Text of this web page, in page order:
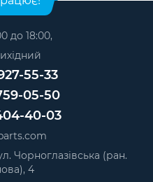
iPhone 12 Pro Max
iPhone 7
iPhone 11
iPhone 7 Plus
Gold— 50 грн.
Red — 50 грн.
Silver
— 50 грн.
Black— 50 грн.
до 18:00,
55-33
05-50
40-03
Чорноглазівська (ран.
4